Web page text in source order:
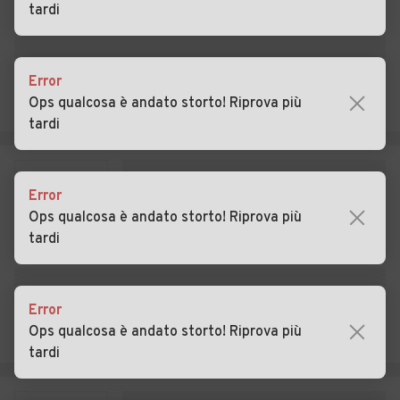
Auto usate Pofi
Auto usate Posta Fibreno Auto usate Ripi
Auto usate San Biagio
Saracinisco
di Comino
Incarico
Auto usate San Vittore del
Lazio
sul Garigliano
Garigliano
Auto usate Sant'Elia
Fiumerapido
tardi
Error
Ops qualcosa è andato storto! Riprova più
tardi
Error
Ops qualcosa è andato storto! Riprova più
tardi
Error
Ops qualcosa è andato storto! Riprova più
tardi